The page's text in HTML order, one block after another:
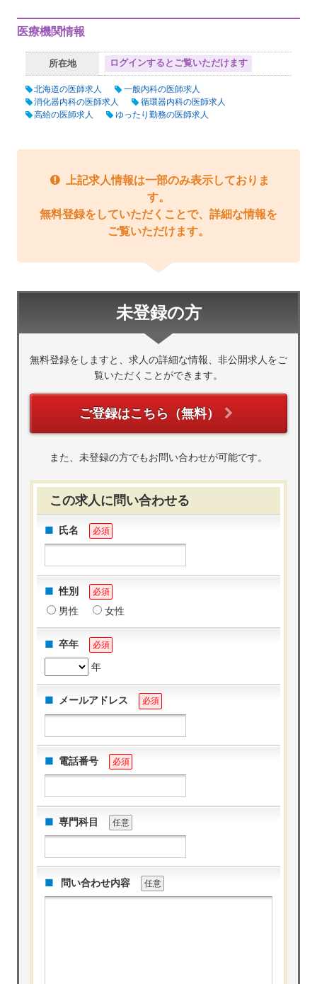
医療機関情報
所在地 ログインするとご覧いただけます
北海道の医師求人
一般内科の医師求人
消化器内科の医師求人
循環器内科の医師求人
高給の医師求人
ゆったり勤務の医師求人
上記求人情報は一部のみ表示しておりま
す。
無料登録をしていただくことで、詳細な情報を
ご覧いただけます。
未登録の方
無料登録をしますと、求人の詳細な情報、非公開求人をご
覧いただくことができます。
ご登録はこちら（無料）
また、未登録の方でもお問い合わせが可能です。
この求人に問い合わせる
氏名 必須
性別 必須
男性 女性
卒年 必須
年
メールアドレス 必須
電話番号 必須
専門科目 任意
問い合わせ内容 任意